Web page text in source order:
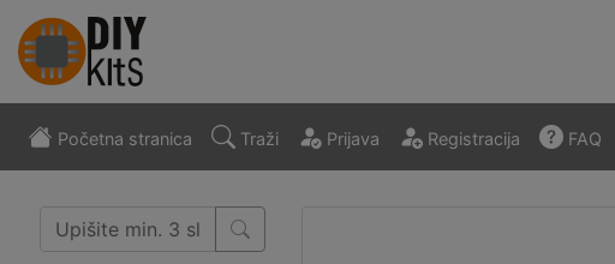
Početna stranica Traži Prijava Registracija FAQ